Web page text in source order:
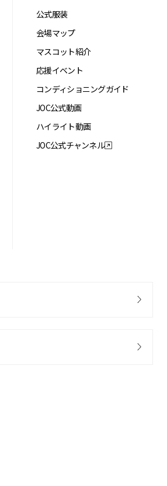
公式服装
会場マップ
マスコット紹介
応援イベント
コンディショニングガイド
JOC公式動画
ハイライト動画
JOC公式チャンネル